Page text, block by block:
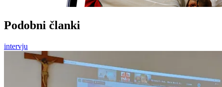
Podobni članki
intervju